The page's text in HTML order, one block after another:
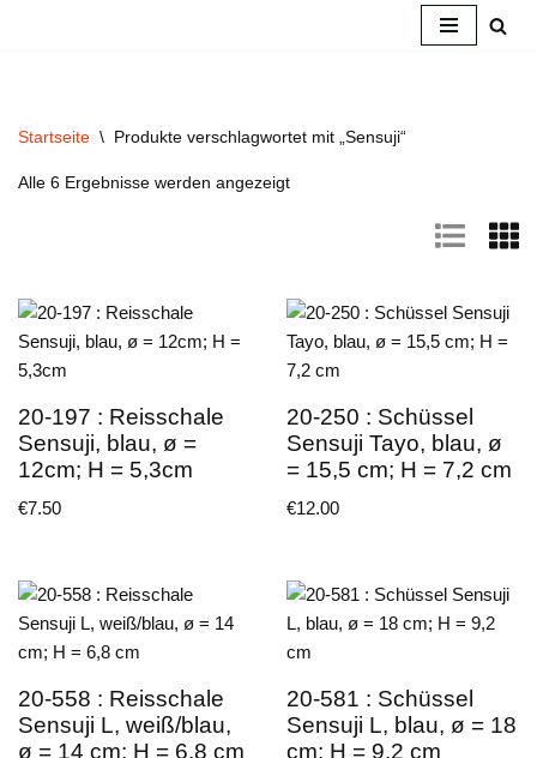
Startseite \ Produkte verschlagwortet mit „Sensuji“
Alle 6 Ergebnisse werden angezeigt
20-197 : Reisschale
Sensuji, blau, ø =
12cm; H = 5,3cm
€7.50
20-250 : Schüssel
Sensuji Tayo, blau, ø
= 15,5 cm; H = 7,2 cm
€12.00
20-558 : Reisschale
Sensuji L, weiß/blau,
ø = 14 cm; H = 6,8 cm
20-581 : Schüssel
Sensuji L, blau, ø = 18
cm; H = 9,2 cm